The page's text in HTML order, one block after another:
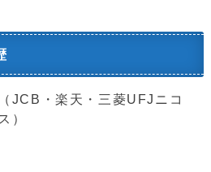
・楽天・三菱UFJニコ
）